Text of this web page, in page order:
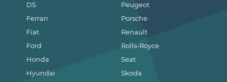
DS
Ferrari
Fiat
Ford
Honda
Hyundai
Peugeot
Porsche
Renault
Rolls-Royce
Seat
Skoda